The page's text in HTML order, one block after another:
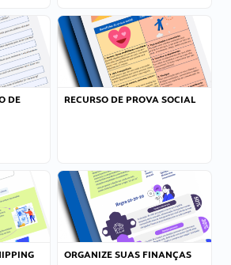
DE
RECURSO DE PROVA SOCIAL
ORGANIZE SUAS FINANÇAS